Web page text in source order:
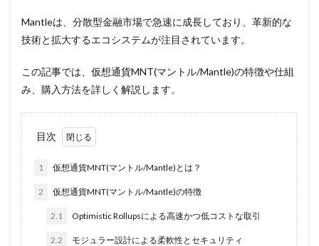
Mantleは、分散型金融市場で急速に成長しており、革新的な
技術と拡大するエコシステムが注目されています。
この記事では、仮想通貨MNT(マントル/Mantle)の特徴や仕組
み、購入方法を詳しく解説します。
目次
1 仮想通貨MNT(マントル/Mantle)とは？
2 仮想通貨MNT(マントル/Mantle)の特徴
2.1 Optimistic Rollupsによる高速かつ低コストな取引
2.2 モジュラー設計による柔軟性とセキュリティ